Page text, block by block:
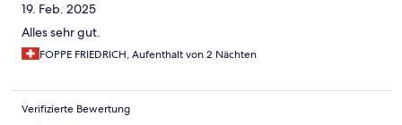
19. Feb. 2025
Alles sehr gut.
FOPPE FRIEDRICH, Aufenthalt von 2 Nächten
Verifizierte Bewertung